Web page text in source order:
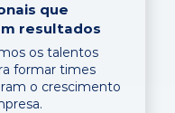
que
resultados
os talentos
formar times
o crescimento